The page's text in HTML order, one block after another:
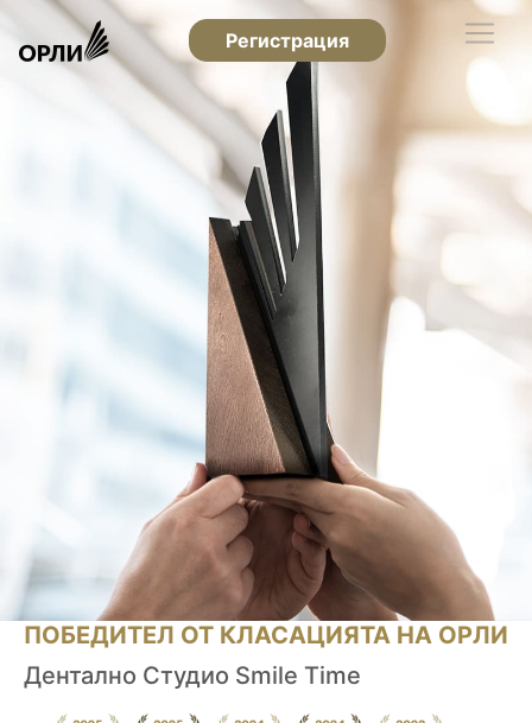
Регистрация
ПОБЕДИТЕЛ ОТ КЛАСАЦИЯТА НА ОРЛИ
Дентално Студио Smile Time